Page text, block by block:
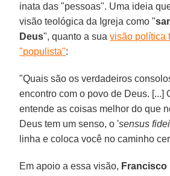
inata das "pessoas". Uma ideia
visão teológica da Igreja como "
Deus", quanto a suavisão política
"populista":
"Quais são os verdadeiros
encontro com o povo de Deus. [...]
entende as coisas melhor do que
Deus tem um senso, o 'sensus fidei
linha e coloca você no caminho
Em apoio a essa visão, Francisco